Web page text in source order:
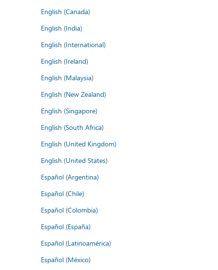
English (Canada)
English (India)
English (International)
English (Ireland)
English (Malaysia)
English (New Zealand)
English (Singapore)
English (South Africa)
English (United Kingdom)
English (United States)
Español (Argentina)
Español (Chile)
Español (Colombia)
Español (España)
Español (Latinoamérica)
Español (México)